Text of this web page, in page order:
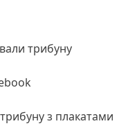
трибуну
з плакатами